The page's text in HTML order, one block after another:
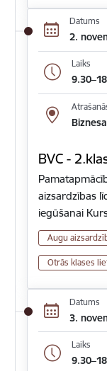
Datums
2.
Laiks
BVC -
aizsardzības
iegūšanai
Augu
Otrās klases
Datums
3.
Laiks